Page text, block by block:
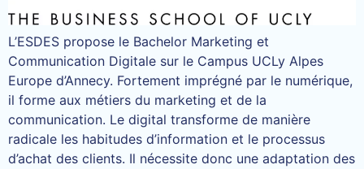
L’ESDES propose le Bachelor Marketing et
Communication Digitale sur le Campus UCLy Alpes
Europe d’Annecy. Fortement imprégné par le numérique,
il forme aux métiers du marketing et de la
communication. Le digital transforme de manière
radicale les habitudes d’information et le processus
d’achat des clients. Il nécessite donc une adaptation des